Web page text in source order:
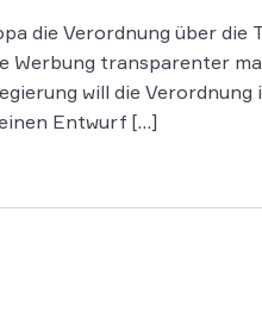
die Verordnung über die
Werbung transparenter
will die
Entwurf […]